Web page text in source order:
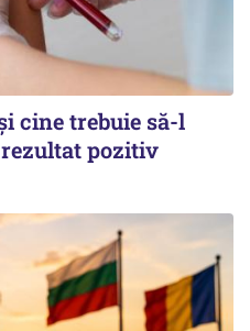
cine trebuie să-l
pozitiv